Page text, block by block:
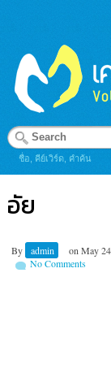
ชื่อ, คีย์เวิร์ด, คำค้น
อัย
By admin on May
No Comments